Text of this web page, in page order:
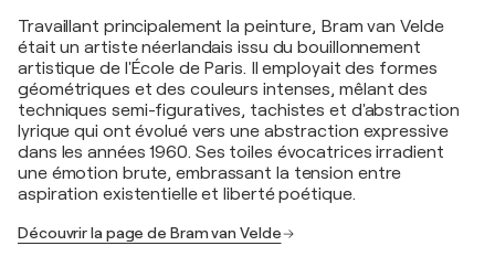
Travaillant principalement la peinture, Bram van Velde
était un artiste néerlandais issu du bouillonnement
artistique de l'École de Paris. Il employait des formes
géométriques et des couleurs intenses, mêlant des
techniques semi-figuratives, tachistes et d'abstraction
lyrique qui ont évolué vers une abstraction expressive
dans les années 1960. Ses toiles évocatrices irradient
une émotion brute, embrassant la tension entre
aspiration existentielle et liberté poétique.
Découvrir la page de Bram van Velde